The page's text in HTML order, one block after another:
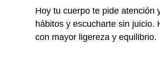
Hoy tu cuerpo te pide atención
hábitos y escucharte sin juicio.
con mayor ligereza y equilibrio.